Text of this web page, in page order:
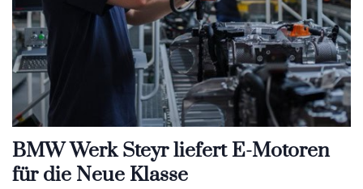
BMW Werk Steyr liefert E-Motoren
für die Neue Klasse